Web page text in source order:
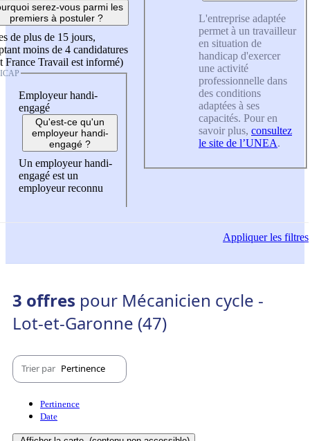
serez-vous parmi les
premiers à postuler ?
de plus de 15 jours,
moins de 4 candidatures
France Travail est informé)
Employeur handi-
engagé
Qu'est-ce qu'un
employeur handi-
engagé ?
Un employeur handi-
engagé est un
employeur reconnu
L'entreprise adaptée
permet à un travailleur
en situation de
handicap d'exercer
une activité
professionnelle dans
des conditions
adaptées à ses
capacités. Pour en
savoir plus, consultez
le site de l’UNEA.
Appliquerles filtres
3 offres pour Mécanicien cycle -
Lot-et-Garonne (47)
Trier par Pertinence
Pertinence
Date